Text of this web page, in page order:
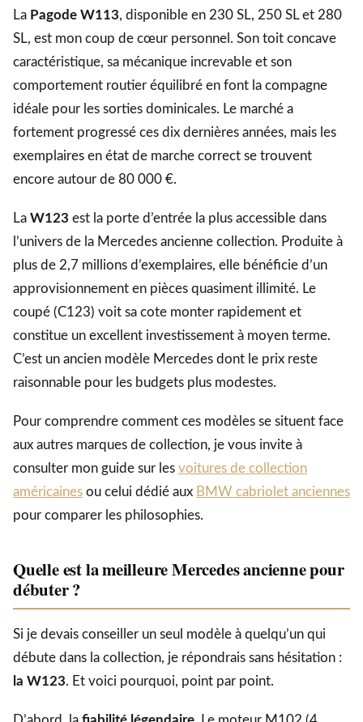
La Pagode W113, disponible en 230 SL, 250 SL et 280
SL, est mon coup de cœur personnel. Son toit concave
caractéristique, sa mécanique increvable et son
comportement routier équilibré en font la compagne
idéale pour les sorties dominicales. Le marché a
fortement progressé ces dix dernières années, mais les
exemplaires en état de marche correct se trouvent
encore autour de 80 000 €.
La W123 est la porte d’entrée la plus accessible dans
l’univers de la Mercedes ancienne collection. Produite à
plus de 2,7 millions d’exemplaires, elle bénéficie d’un
approvisionnement en pièces quasiment illimité. Le
coupé (C123) voit sa cote monter rapidement et
constitue un excellent investissement à moyen terme.
C’est un ancien modèle Mercedes dont le prix reste
raisonnable pour les budgets plus modestes.
Pour comprendre comment ces modèles se situent face
aux autres marques de collection, je vous invite à
consulter mon guide sur les voitures de collection
américaines ou celui dédié aux BMW cabriolet anciennes
pour comparer les philosophies.
Quelle est la meilleure Mercedes ancienne pour
débuter ?
Si je devais conseiller un seul modèle à quelqu’un qui
débute dans la collection, je répondrais sans hésitation :
la W123. Et voici pourquoi, point par point.